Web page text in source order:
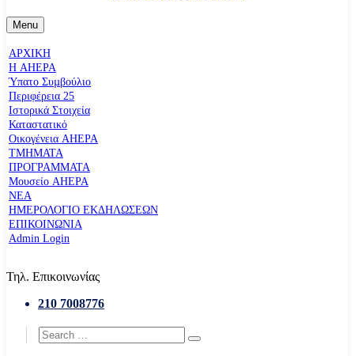
Menu
ΑΡΧΙΚΗ
Η AHEPA
Ύπατο Συµβούλιο
Περιφέρεια 25
Ιστορικά Στοιχεία
Καταστατικό
Οικογένεια AHEPA
ΤΜΗΜΑΤΑ
ΠΡΟΓΡΑΜΜΑΤΑ
Μουσείο AHEPA
ΝΕΑ
ΗΜΕΡΟΛΟΓΙΟ ΕΚΔΗΛΩΣΕΩΝ
ΕΠΙΚΟΙΝΩΝΙΑ
Admin Login
Τηλ. Επικοινωνίας
210 7008776